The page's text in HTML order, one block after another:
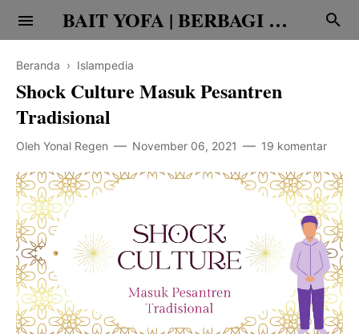
BAIT YOFA | BERBAGI CERITA
Religi
Family
Teknologi
Edukasi
Beranda › Islampedia
Shock Culture Masuk Pesantren
Tradisional
Oleh Yonal Regen November 06, 2021 19 komentar